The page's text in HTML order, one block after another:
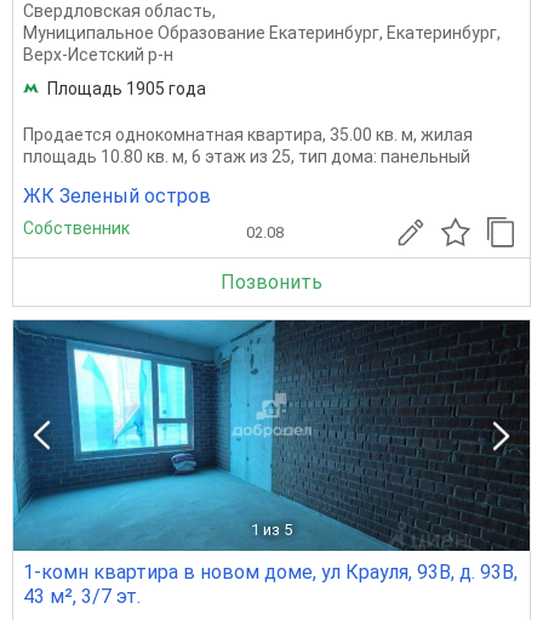
Свердловская область,
Муниципальное Образование Екатеринбург, Екатеринбург,
Верх-Исетский р-н
Площадь 1905 года
Продается однокомнатная квартира, 35.00 кв. м, жилая
площадь 10.80 кв. м, 6 этаж из 25, тип дома: панельный
ЖК Зеленый остров
Собственник 02.08
Позвонить
1 из 5
1-комн квартира в новом доме, ул Крауля, 93В, д. 93В,
43 м², 3/7 эт.